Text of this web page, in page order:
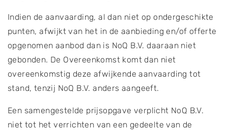
Indien de aanvaarding, al dan niet op ondergeschikte
punten, afwijkt van het in de aanbieding en/of offerte
opgenomen aanbod dan is NoQ B.V. daaraan niet
gebonden. De Overeenkomst komt dan niet
overeenkomstig deze afwijkende aanvaarding tot
stand, tenzij NoQ B.V. anders aangeeft.
Een samengestelde prijsopgave verplicht NoQ B.V.
niet tot het verrichten van een gedeelte van de